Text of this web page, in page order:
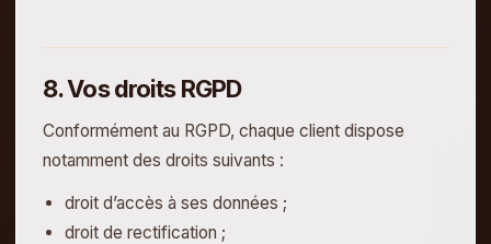
8. Vos droits RGPD
Conformément au RGPD, chaque client dispose
notamment des droits suivants :
droit d’accès à ses données ;
droit de rectification ;